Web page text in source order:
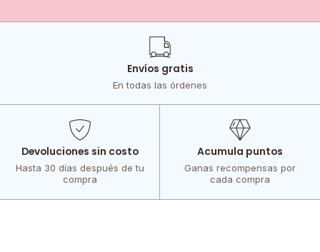
Envíos gratis
En todas las órdenes
Devoluciones sin costo
Hasta 30 días después de tu
compra
Acumula puntos
Ganas recompensas por
cada compra